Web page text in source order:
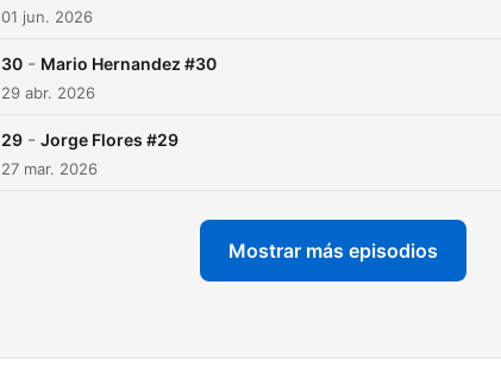
01 jun. 2026
30 - Mario Hernandez #30
29 abr. 2026
29 - Jorge Flores #29
27 mar. 2026
Mostrar más episodios